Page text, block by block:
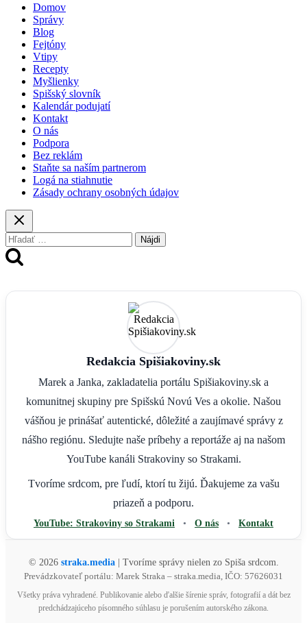
Domov
Správy
Blog
Fejtóny
Vtipy
Recepty
Myšlienky
Spišský slovník
Kalendár podujatí
Kontakt
O nás
Podpora
Bez reklám
Staňte sa naším partnerom
Logá na stiahnutie
Zásady ochrany osobných údajov
Hľadať:
Redakcia Spišiakoviny.sk
Marek a Janka, zakladatelia portálu Spišiakoviny.sk a
komunitnej skupiny pre Spišskú Novú Ves a okolie. Našou
vášňou je prinášať autentické, dôležité a zaujímavé správy z
nášho regiónu. Sledujte naše príbehy a reportáže aj na našom
YouTube kanáli Strakoviny so Strakami.
Tvoríme srdcom, pre ľudí, ktorí tu žijú. Ďakujeme za vašu
priazeň a podporu.
YouTube: Strakoviny so Strakami • O nás • Kontakt
© 2026 straka.media| Tvoríme správy nielen zo Spiša srdcom.
Prevádzkovateľ portálu: Marek Straka – straka.media, IČO: 57626031
Všetky práva vyhradené. Publikovanie alebo ďalšie šírenie správ, fotografií a dát bez
predchádzajúceho písomného súhlasu je porušením autorského zákona.